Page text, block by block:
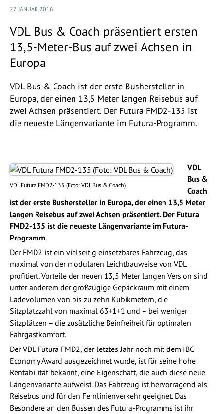
27. JANUAR 2016
VDL Bus & Coach präsentiert ersten
13,5-Meter-Bus auf zwei Achsen in
Europa
VDL Bus & Coach ist der erste Bushersteller in
Europa, der einen 13,5 Meter langen Reisebus auf
zwei Achsen präsentiert. Der Futura FMD2-135 ist
die neueste Längenvariante im Futura-Programm.
VDL Futura FMD2-135 (Foto: VDL Bus & Coach)
VDL
Bus &
Coach
ist der erste Bushersteller in Europa, der einen 13,5 Meter
langen Reisebus auf zwei Achsen präsentiert. Der Futura
FMD2-135 ist die neueste Längenvariante im Futura-
Programm.
Der FMD2 ist ein vielseitig einsetzbares Fahrzeug, das
maximal von der modularen Leichtbauweise von VDL
profitiert. Vorteile der neuen 13,5 Meter langen Version sind
unter anderem der großzügige Gepäckraum mit einem
Ladevolumen von bis zu zehn Kubikmetern, die
Sitzplatzzahl von maximal 63+1+1 und – bei weniger
Sitzplätzen – die zusätzliche Beinfreiheit für optimalen
Fahrgastkomfort.
Der VDL Futura FMD2, der letztes Jahr noch mit dem IBC
Economy Award ausgezeichnet wurde, ist für seine hohe
Rentabilität bekannt, eine Eigenschaft, die auch diese neue
Längenvariante aufweist. Das Fahrzeug ist hervorragend als
Reisebus und für den Fernlinienverkehr geeignet. Das
Besondere an den Bussen des Futura-Programms ist ihr